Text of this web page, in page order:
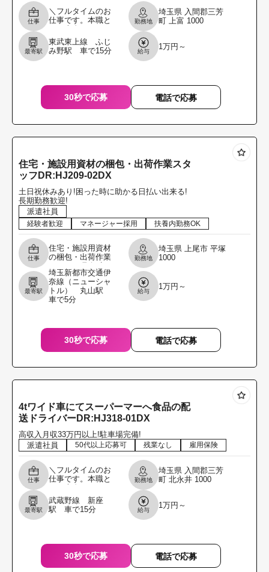
仕事
＼フルタイムのお
仕事です。本職と
る方を募集しま
す。／ フォークリ
フトにて食品のピ
勤務地
埼玉県 入間郡三芳
町 上富 1000
最寄駅
東武東上線 ふじ
み野駅 車で15分
給与
1万円～
30秒で応募 電話で応募
住宅・施設用資材の梱包・出荷作業スタ
ッフDR:HJ209-02DX
土日祝休みあり!困った時に助かる日払い出来る!
長期勤務歓迎!
派遣社員
経験者歓迎 マネージャー採用 扶養内勤務OK
仕事
住宅・施設用資材
の梱包・出荷作業
品・・・建材(扉)
年齢層 ・・・20
～59くらいまでの
方が活躍中 勤務
勤務地
埼玉県 上尾市 平塚
1000
最寄駅
埼玉新都市交通伊
奈線（ニューシャ
トル） 丸山駅
車で5分
給与
1万円～
30秒で応募 電話で応募
4tワイド車にてスーパーマーへ食品の配
送ドライバーDR:HJ318-01DX
高収入月収33万円以上!駐車場完備!
派遣社員
50代以上応募可 残業なし 雇用保険
仕事
＼フルタイムのお
仕事です。本職と
る方を募集しま
す。／ 4tワイド車
にてスーパーマー
勤務地
埼玉県 入間郡三芳
町 北永井 1000
最寄駅
武蔵野線 新座
駅 車で15分
給与
1万円～
30秒で応募 電話で応募